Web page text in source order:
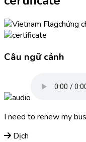
chứng
Câu ngữ cảnh
I need to renew my
Dịch